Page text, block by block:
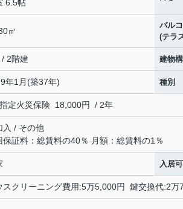
6.5帖
㎡
バル
(テラ
/ 2階建 建物
年1月(築37年) 種別
定火災保険 18,000円 / 2年
入 / その他
保証料：総賃料の40％ 月額：総賃料の1％
入居
スクリーニング費用:5万5,000円 鍵交換代:2